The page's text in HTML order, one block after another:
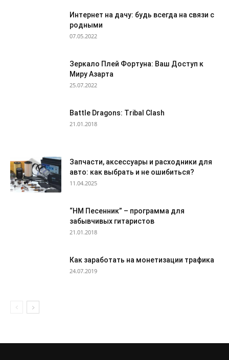
Интернет на дачу: будь всегда на связи с
родными
07.05.2022
Зеркало Плей Фортуна: Ваш Доступ к
Миру Азарта
25.07.2022
Battle Dragons: Tribal Clash
21.01.2018
Запчасти, аксессуары и расходники для
авто: как выбрать и не ошибиться?
11.04.2025
“HM Песенник” – программа для
забывчивых гитаристов
21.01.2018
Как заработать на монетизации трафика
24.07.2019